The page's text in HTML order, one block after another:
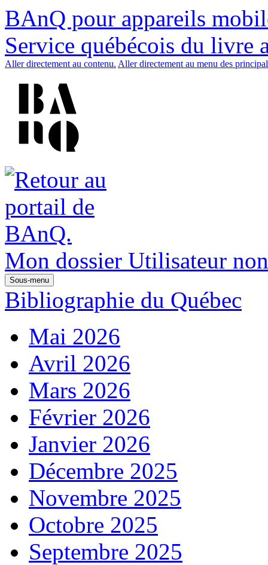
BAnQ pour appareils
Service québécois du livre
Aller directement au contenu. Aller directement au menu des
Mon dossier Utilisateur
Sous-menu
Bibliographie du Québec
Mai 2026
Avril 2026
Mars 2026
Février 2026
Janvier 2026
Décembre 2025
Novembre 2025
Octobre 2025
Septembre 2025